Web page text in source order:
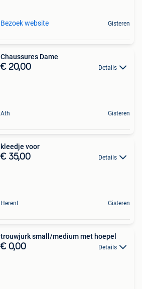
Bezoek website Gisteren
Chaussures Dame
€ 20,00 Details
Ath Gisteren
kleedje voor
€ 35,00 Details
Herent Gisteren
trouwjurk small/medium met hoepel
€ 0,00 Details